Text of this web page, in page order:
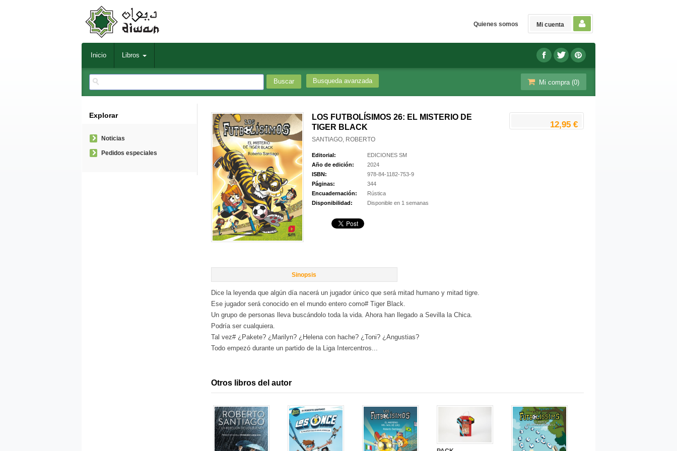
Mi cuenta
Quienes somos
Inicio Libros
Busqueda avanzada Mi compra (0)
LOS FUTBOLÍSIMOS 26: EL MISTERIO DE
TIGER BLACK
SANTIAGO, ROBERTO
Editorial:
EDICIONES SM
Año de edición:
2024
ISBN:
978-84-1182-753-9
Páginas:
344
Encuadernación:
Rústica
Disponibilidad:
Disponible en 1 semanas
12,95 €
Sinopsis
Dice la leyenda que algún día nacerá un jugador único que será mitad humano y mitad tigre.
Ese jugador será conocido en el mundo entero como# Tiger Black.
Un grupo de personas lleva buscándolo toda la vida. Ahora han llegado a Sevilla la Chica.
Podría ser cualquiera.
Tal vez# ¿Pakete? ¿Marilyn? ¿Helena con hache? ¿Toni? ¿Angustias?
Todo empezó durante un partido de la Liga Intercentros...
Otros libros del autor
Explorar
Noticias
Pedidos especiales